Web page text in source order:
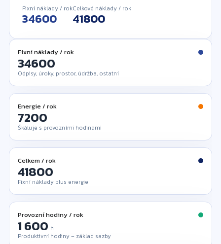
Fixní náklady / rokCelkové náklady / rok
Fixní náklady / rok
Odpisy, úroky, prostor, údržba, ostatní
Energie / rok
Škáluje s provozními hodinami
Celkem / rok
Fixní náklady plus energie
Provozní hodiny / rok
h
Produktivní hodiny – základ sazby